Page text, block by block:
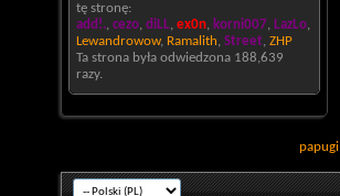
tę stronę:
add!., cezo, diLL, ex0n, korni007, LazLo,
Lewandrowow, Ramalith, Street, ZHP
Ta strona była odwiedzona 188,639
razy.
papugi